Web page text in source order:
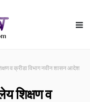
व क्रीडा विभाग नवीन शासन आदेश
शिक्षण व